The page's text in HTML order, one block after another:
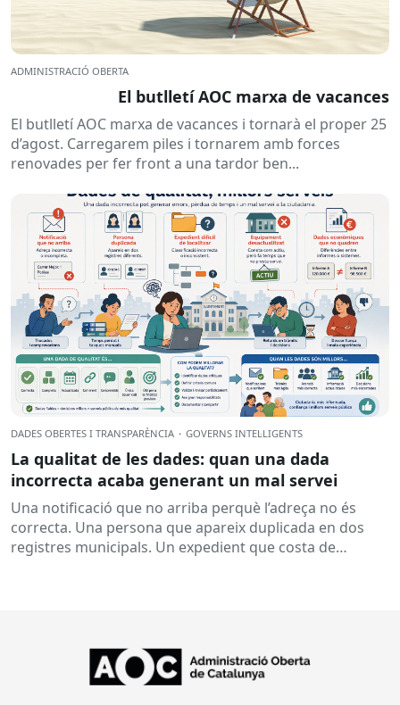
ADMINISTRACIÓ OBERTA
El butlletí AOC marxa de vacances
El butlletí AOC marxa de vacances i tornarà el proper 25
d’agost. Carregarem piles i tornarem amb forces
renovades per fer front a una tardor ben...
DADES OBERTES I TRANSPARÈNCIA · GOVERNS INTEL·LIGENTS
La qualitat de les dades: quan una dada
incorrecta acaba generant un mal servei
Una notificació que no arriba perquè l’adreça no és
correcta. Una persona que apareix duplicada en dos
registres municipals. Un expedient que costa de